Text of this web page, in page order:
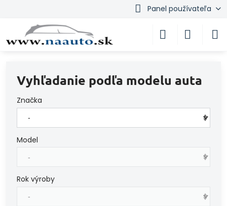
Panel používateľa
Vyhľadanie podľa modelu auta
Značka
Model
Rok výroby